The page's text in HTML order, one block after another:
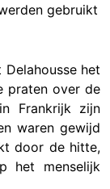
gebruikt
het
praten over de
Frankrijk zijn
waren gewijd
door de hitte,
het menselijk